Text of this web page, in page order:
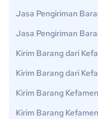
Jasa Pengiriman
Jasa Pengiriman
Kirim Barang dari
Kirim Barang dari
Kirim Barang
Kirim Barang